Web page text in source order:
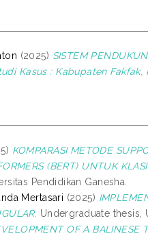
(2025) SISTEM
Kasus : Kabupaten Fakfak,
KOMPARASI METODE
(BERT) UNTUK
Pendidikan Ganesha.
Mertasari (2025)
Undergraduate thesis,
OF A BALINESE